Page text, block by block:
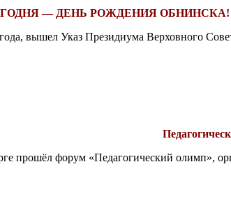
— ДЕНЬ РОЖДЕНИЯ ОБНИНСКА!
вышел Указ Президиума Верховного
прошёл форум «Педагогический олимп»,